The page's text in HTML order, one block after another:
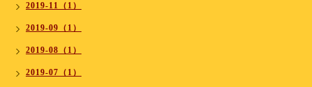
2019-11（1）
2019-09（1）
2019-08（1）
2019-07（1）